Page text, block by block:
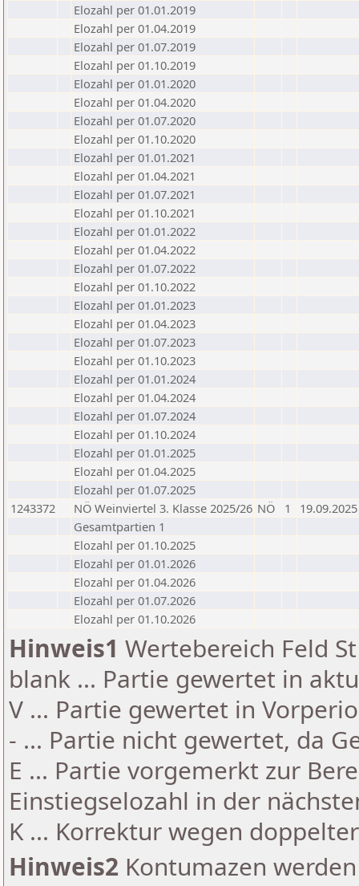
Elozahl per 01.01.2019
Elozahl per 01.04.2019
Elozahl per 01.07.2019
Elozahl per 01.10.2019
Elozahl per 01.01.2020
Elozahl per 01.04.2020
Elozahl per 01.07.2020
Elozahl per 01.10.2020
Elozahl per 01.01.2021
Elozahl per 01.04.2021
Elozahl per 01.07.2021
Elozahl per 01.10.2021
Elozahl per 01.01.2022
Elozahl per 01.04.2022
Elozahl per 01.07.2022
Elozahl per 01.10.2022
Elozahl per 01.01.2023
Elozahl per 01.04.2023
Elozahl per 01.07.2023
Elozahl per 01.10.2023
Elozahl per 01.01.2024
Elozahl per 01.04.2024
Elozahl per 01.07.2024
Elozahl per 01.10.2024
Elozahl per 01.01.2025
Elozahl per 01.04.2025
Elozahl per 01.07.2025
1243372
NÖ Weinviertel 3. Klasse 2025/26 NÖ 1
19.09.2025
Gesamtpartien 1
Elozahl per 01.10.2025
Elozahl per 01.01.2026
Elozahl per 01.04.2026
Elozahl per 01.07.2026
Elozahl per 01.10.2026
Hinweis1 Wertebereich Feld
blank ... Partie gewertet in
V ... Partie gewertet in
- ... Partie nicht gewertet, da
E ... Partie vorgemerkt zur
Einstiegselozahl in der
K ... Korrektur wegen
Hinweis2 Kontumazen